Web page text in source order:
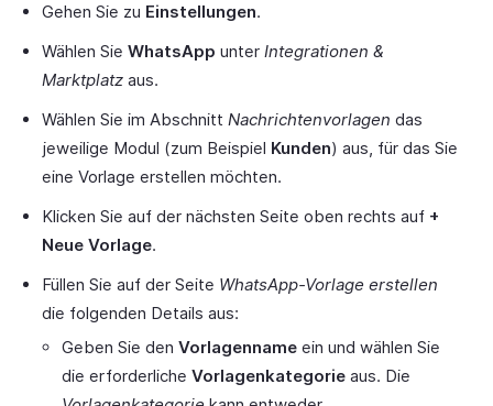
Gehen Sie zu Einstellungen.
Wählen Sie WhatsApp unter Integrationen &
Marktplatz aus.
Wählen Sie im Abschnitt Nachrichtenvorlagen das
jeweilige Modul (zum Beispiel Kunden) aus, für das Sie
eine Vorlage erstellen möchten.
Klicken Sie auf der nächsten Seite oben rechts auf +
Neue Vorlage.
Füllen Sie auf der Seite WhatsApp-Vorlage erstellen
die folgenden Details aus:
Geben Sie den Vorlagenname ein und wählen Sie
die erforderliche Vorlagenkategorie aus. Die